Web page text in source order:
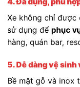
Xe không chỉ được
sử dụng để phục
hàng, quán bar,
5. Dễ dàng vệ sinh
Bề mặt gỗ và inox